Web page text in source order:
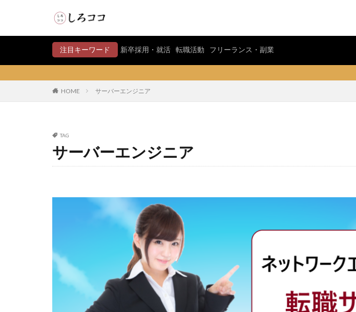
注目キーワード 新卒採用・就活 転職活動 フリーランス・副業
IT・WEBエンジニア
HOME サーバーエンジニア
TAG
サーバーエンジニア